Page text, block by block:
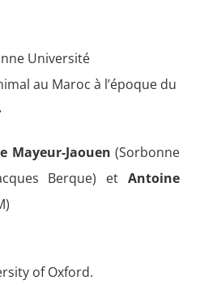
Université
au Maroc à l’époque du
Mayeur-Jaouen (Sorbonne
Berque) et Antoine
of Oxford.